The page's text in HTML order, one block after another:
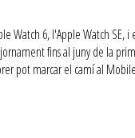
6, l'Apple Watch SE, i
fins al juny de la
pot marcar el camí al